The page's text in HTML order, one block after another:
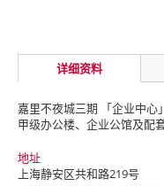
详细资料
嘉里不夜城三期 「企业中心
甲级办公楼、企业公馆及配
地址
上海静安区共和路219号